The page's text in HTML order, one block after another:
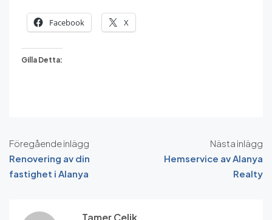
Facebook X
Gilla Detta:
Föregående inlägg
Renovering av din
fastighet i Alanya
Nästa inlägg
Hemservice av Alanya
Realty
Tamer Çelik